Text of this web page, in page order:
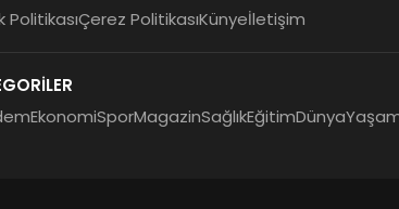
PolitikasıÇerez PolitikasıKünyeİletişim
EkonomiSporMagazinSağlıkEğitimDünya